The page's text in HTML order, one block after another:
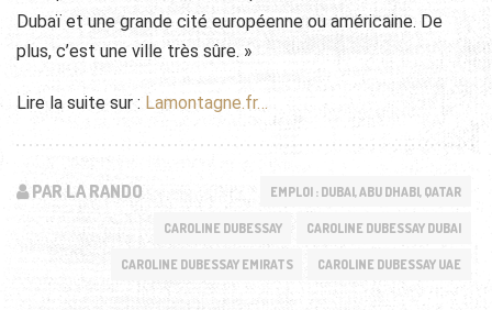
Dubaï et une grande cité européenne ou américaine. De
plus, c’est une ville très sûre. »
Lire la suite sur : Lamontagne.fr…
PAR LA RANDO EMPLOI : DUBAI, ABU DHABI, QATAR
CAROLINE DUBESSAY CAROLINE DUBESSAY DUBAI
CAROLINE DUBESSAY EMIRATS CAROLINE DUBESSAY UAE